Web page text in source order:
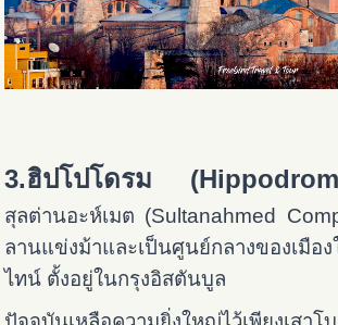
3.ฮิปโปโดรม
สุลต่านอะห์เมต (Sultanahmed
ลานแข่งม้าและเป็นศูนย์กลางของเมือ
ไทน์ ตั้งอยู่ในกรุงอิสตันบูล